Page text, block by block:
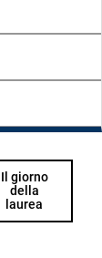
Il giorno
della
laurea